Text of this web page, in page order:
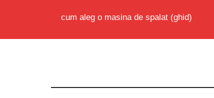
cum aleg o masina de spalat (ghid)